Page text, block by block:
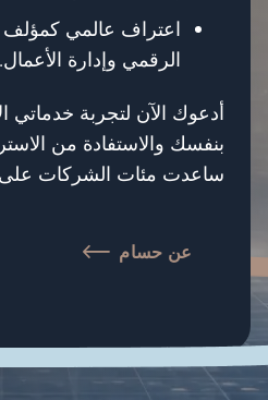
اعتراف عالمي كمؤلف
الرقمي وإدارة الأعمال.
أدعوك الآن لتجربة خدماتي
بنفسك والاستفادة من
ساعدت مئات الشركات على
عن حسام